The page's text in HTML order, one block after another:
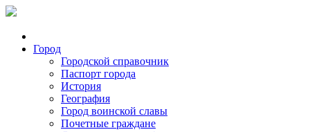
Город
Городской справочник
Паспорт города
История
География
Город воинской славы
Почетные граждане